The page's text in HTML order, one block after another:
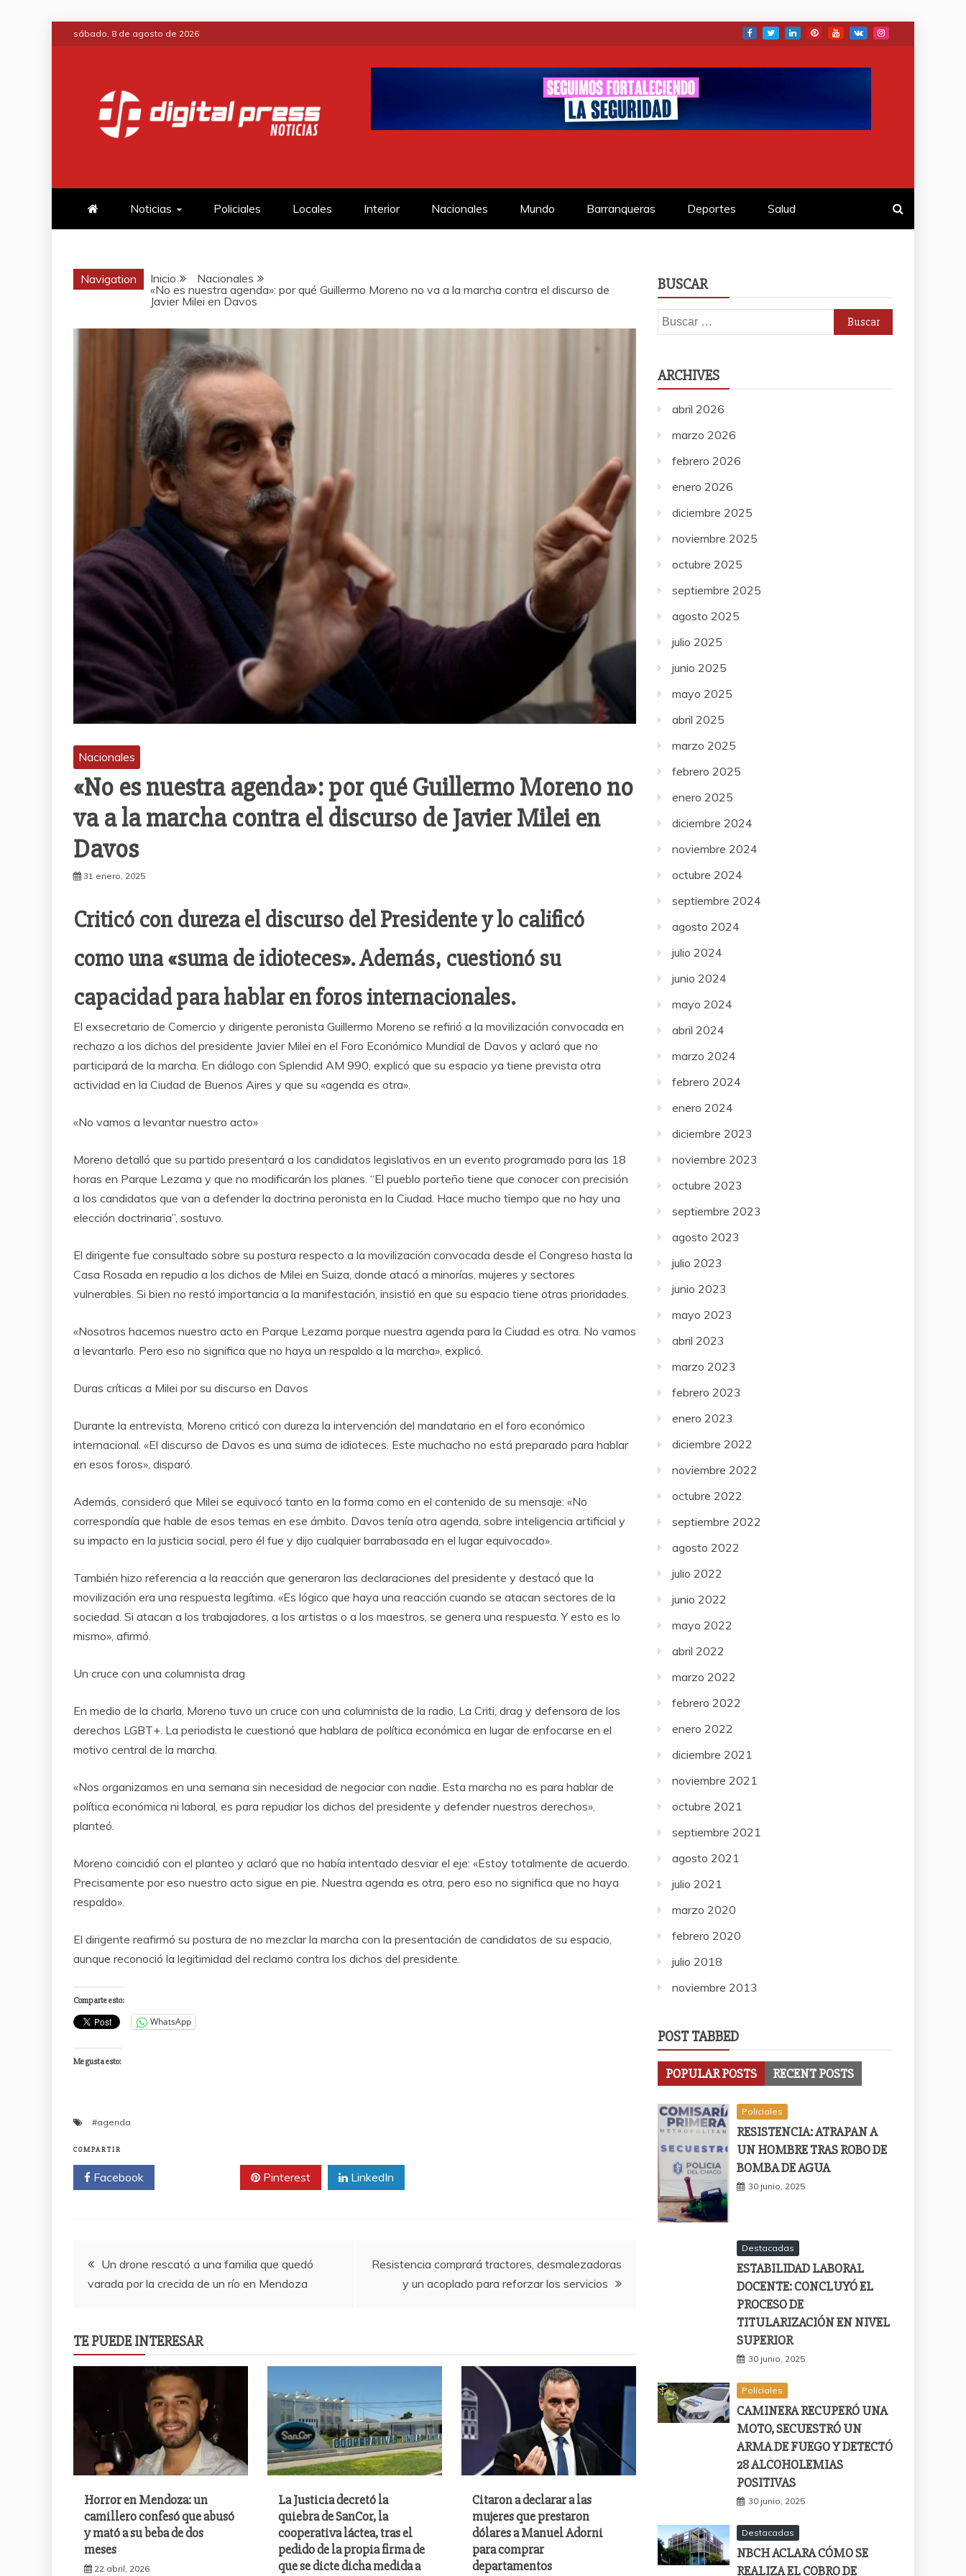
Saltar
al
sábado, 8 de agosto de 2026
DIGITAL PRESS
Noticias Policiales Locales Interior Nacionales Mundo Barranqueras Deportes Salud
Navigation Inicio
Nacionales
«No es nuestra agenda»: por qué Guillermo Moreno no va a la marcha contra el discurso de
Javier Milei en Davos
Nacionales
«No es nuestra agenda»: por qué Guillermo Moreno no
va a la marcha contra el discurso de Javier Milei en
Davos
31 enero, 2025
Criticó con dureza el discurso del Presidente y lo calificó
como una «suma de idioteces». Además, cuestionó su
capacidad para hablar en foros internacionales.
El exsecretario de Comercio y dirigente peronista Guillermo Moreno se refirió a la movilización convocada en
rechazo a los dichos del presidente Javier Milei en el Foro Económico Mundial de Davos y aclaró que no
participará de la marcha. En diálogo con Splendid AM 990, explicó que su espacio ya tiene prevista otra
actividad en la Ciudad de Buenos Aires y que su «agenda es otra».
«No vamos a levantar nuestro acto»
Moreno detalló que su partido presentará a los candidatos legislativos en un evento programado para las 18
horas en Parque Lezama y que no modificarán los planes. “El pueblo porteño tiene que conocer con precisión
a los candidatos que van a defender la doctrina peronista en la Ciudad. Hace mucho tiempo que no hay una
elección doctrinaria”, sostuvo.
El dirigente fue consultado sobre su postura respecto a la movilización convocada desde el Congreso hasta la
Casa Rosada en repudio a los dichos de Milei en Suiza, donde atacó a minorías, mujeres y sectores
vulnerables. Si bien no restó importancia a la manifestación, insistió en que su espacio tiene otras prioridades.
«Nosotros hacemos nuestro acto en Parque Lezama porque nuestra agenda para la Ciudad es otra. No vamos
a levantarlo. Pero eso no significa que no haya un respaldo a la marcha», explicó.
Duras críticas a Milei por su discurso en Davos
Durante la entrevista, Moreno criticó con dureza la intervención del mandatario en el foro económico
internacional. «El discurso de Davos es una suma de idioteces. Este muchacho no está preparado para hablar
en esos foros», disparó.
Además, consideró que Milei se equivocó tanto en la forma como en el contenido de su mensaje: «No
correspondía que hable de esos temas en ese ámbito. Davos tenía otra agenda, sobre inteligencia artificial y
su impacto en la justicia social, pero él fue y dijo cualquier barrabasada en el lugar equivocado».
También hizo referencia a la reacción que generaron las declaraciones del presidente y destacó que la
movilización era una respuesta legítima. «Es lógico que haya una reacción cuando se atacan sectores de la
sociedad. Si atacan a los trabajadores, a los artistas o a los maestros, se genera una respuesta. Y esto es lo
mismo», afirmó.
Un cruce con una columnista drag
En medio de la charla, Moreno tuvo un cruce con una columnista de la radio, La Criti, drag y defensora de los
derechos LGBT+. La periodista le cuestionó que hablara de política económica en lugar de enfocarse en el
motivo central de la marcha.
«Nos organizamos en una semana sin necesidad de negociar con nadie. Esta marcha no es para hablar de
política económica ni laboral, es para repudiar los dichos del presidente y defender nuestros derechos»,
planteó.
Moreno coincidió con el planteo y aclaró que no había intentado desviar el eje: «Estoy totalmente de acuerdo.
Precisamente por eso nuestro acto sigue en pie. Nuestra agenda es otra, pero eso no significa que no haya
respaldo».
El dirigente reafirmó su postura de no mezclar la marcha con la presentación de candidatos de su espacio,
aunque reconoció la legitimidad del reclamo contra los dichos del presidente.
Comparte esto:
WhatsApp
Me gusta esto:
#agenda
COMPARTIR
Facebook Pinterest LinkedIn
Navegación
de
entradas
Un drone rescató a una familia que quedó
varada por la crecida de un río en Mendoza
Resistencia comprará tractores, desmalezadoras
y un acoplado para reforzar los servicios
TE PUEDE INTERESAR
Horror en Mendoza: un
camillero confesó que abusó
y mató a su beba de dos
meses
22 abril, 2026
La Justicia decretó la
quiebra de SanCor, la
cooperativa láctea, tras el
pedido de la propia firma de
que se dicte dicha medida a
Citaron a declarar a las
mujeres que prestaron
dólares a Manuel Adorni
para comprar
departamentos
BUSCAR
Buscar:
ARCHIVES
abril 2026
marzo 2026
febrero 2026
enero 2026
diciembre 2025
noviembre 2025
octubre 2025
septiembre 2025
agosto 2025
julio 2025
junio 2025
mayo 2025
abril 2025
marzo 2025
febrero 2025
enero 2025
diciembre 2024
noviembre 2024
octubre 2024
septiembre 2024
agosto 2024
julio 2024
junio 2024
mayo 2024
abril 2024
marzo 2024
febrero 2024
enero 2024
diciembre 2023
noviembre 2023
octubre 2023
septiembre 2023
agosto 2023
julio 2023
junio 2023
mayo 2023
abril 2023
marzo 2023
febrero 2023
enero 2023
diciembre 2022
noviembre 2022
octubre 2022
septiembre 2022
agosto 2022
julio 2022
junio 2022
mayo 2022
abril 2022
marzo 2022
febrero 2022
enero 2022
diciembre 2021
noviembre 2021
octubre 2021
septiembre 2021
agosto 2021
julio 2021
marzo 2020
febrero 2020
julio 2018
noviembre 2013
POST TABBED
POPULAR POSTS RECENT POSTS
Policiales
RESISTENCIA: ATRAPAN A
UN HOMBRE TRAS ROBO DE
BOMBA DE AGUA
30 junio, 2025
Destacadas
ESTABILIDAD LABORAL
DOCENTE: CONCLUYÓ EL
PROCESO DE
TITULARIZACIÓN EN NIVEL
SUPERIOR
30 junio, 2025
Policiales
CAMINERA RECUPERÓ UNA
MOTO, SECUESTRÓ UN
ARMA DE FUEGO Y DETECTÓ
28 ALCOHOLEMIAS
POSITIVAS
30 junio, 2025
Destacadas
NBCH ACLARA CÓMO SE
REALIZA EL COBRO DE